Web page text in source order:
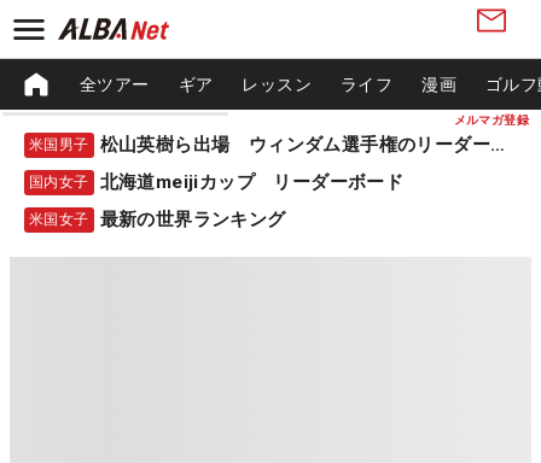
メルマガ登録
全ツアー ギア レッスン ライフ 漫画 ゴル
米国男子 松山英樹ら出場 ウィンダム選手権のリーダーボード
国内女子 北海道meijiカップ リーダーボード
米国女子 最新の世界ランキング